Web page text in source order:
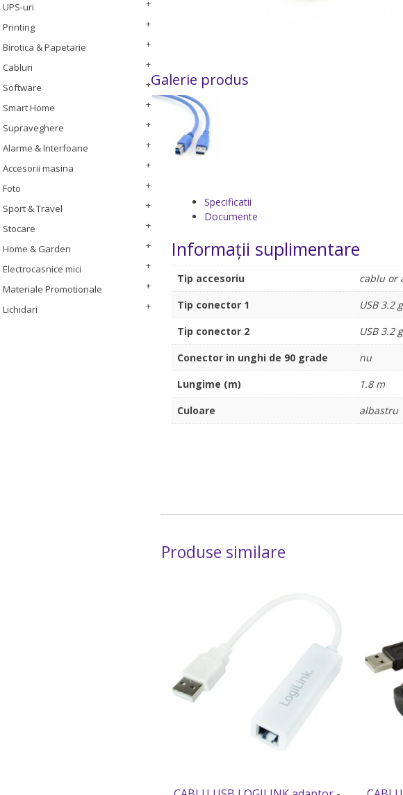
UPS-uri
Printing
Birotica & Papetarie
Cabluri
Software
Smart Home
Supraveghere
Alarme & Interfoane
Accesorii masina
Foto
Sport & Travel
Stocare
Home & Garden
Electrocasnice mici
Materiale Promotionale
Lichidari
Galerie produs
Specificatii
Documente
Informații suplimentare
Tip accesoriu
cablu or
Tip conector 1
USB 3.2
Tip conector 2
USB 3.2
Conector in unghi de 90 grade
nu
Lungime (m)
1.8 m
Culoare
albastru
Produse similare